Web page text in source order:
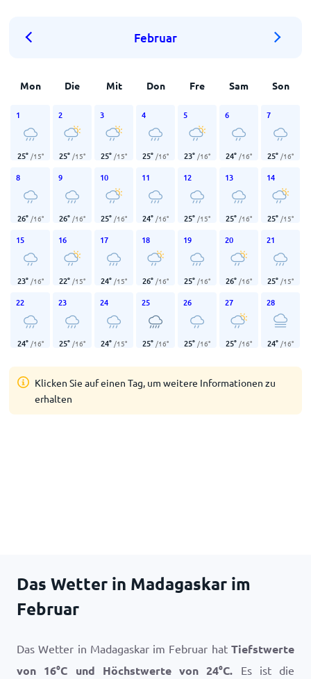
Februar
Mon Die Mit Don Fre Sam Son
1
25° /15°
2
25° /15°
3
25° /15°
4
25° /16°
5
23° /16°
6
24° /16°
7
25° /16°
8
26° /16°
9
26° /16°
10
25° /16°
11
24° /16°
12
25° /15°
13
25° /16°
14
25° /15°
15
23° /16°
16
22° /15°
17
24° /15°
18
26° /16°
19
25° /16°
20
26° /16°
21
25° /15°
22
24° /16°
23
25° /16°
24
24° /15°
25
25° /16°
26
25° /16°
27
25° /16°
28
24° /16°
Klicken Sie auf einen Tag, um weitere Informationen zu
erhalten
Das Wetter in Madagaskar im
Februar
Das Wetter in Madagaskar im Februar hat Tiefstwerte
von 16°C und Höchstwerte von24°C. Es ist die